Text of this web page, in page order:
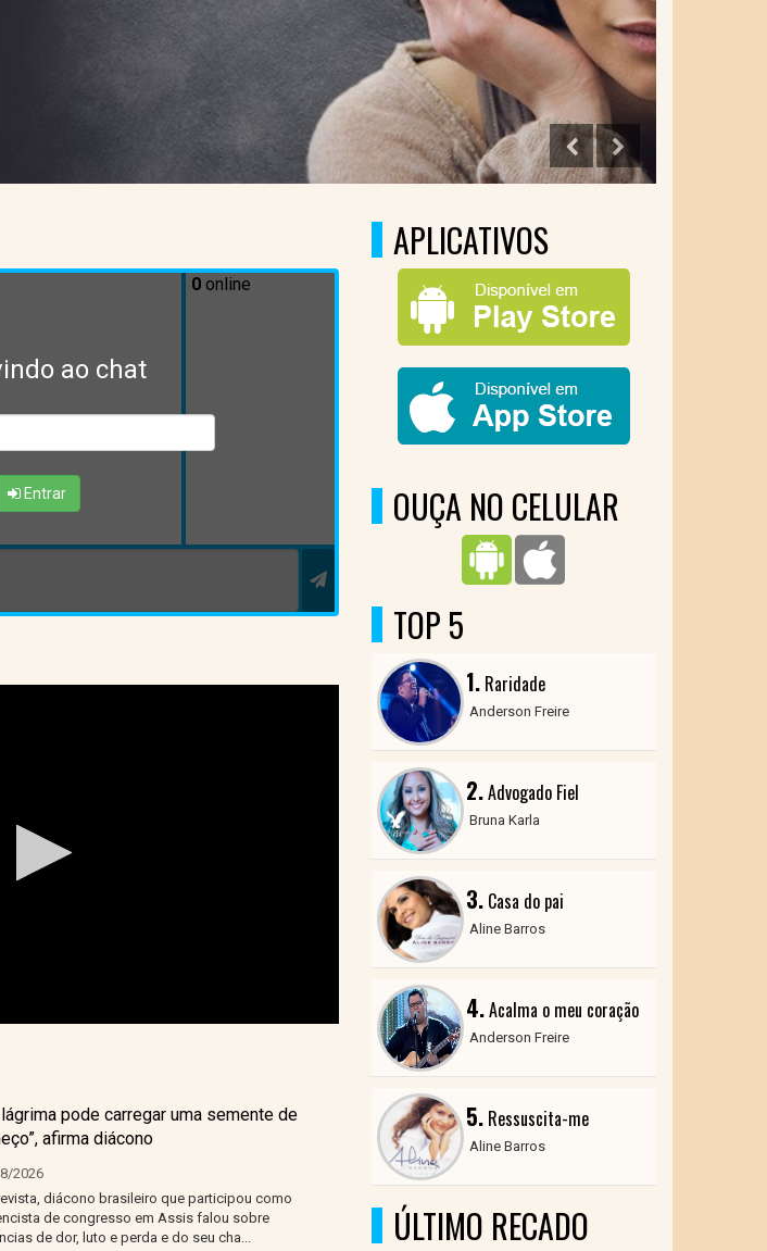
ao chat
Entrar
0online
lágrima pode carregar uma semente de
afirma diácono
2026
diácono brasileiro que participou como
de congresso em Assis falou sobre
de dor, luto e perda e do seu cha...
APLICATIVOS
OUÇA NO CELULAR
TOP 5
1.Raridade
Anderson Freire
2.Advogado Fiel
Bruna Karla
3.Casa do pai
Aline Barros
4.Acalma o meu coração
Anderson Freire
5.Ressuscita-me
Aline Barros
ÚLTIMO RECADO